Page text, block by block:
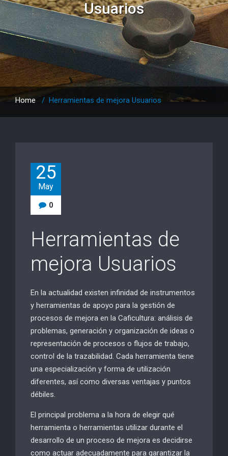
Usuarios
Home / Herramientas de mejora Usuarios
25
May
0
Herramientas de
mejora Usuarios
En la actualidad existen infinidad de instrumentos
y herramientas de apoyo para la gestión de
procesos de mejora en la Caficultura: análisis de
problemas, generación y organización de ideas o
representación de procesos o flujos de trabajo,
control de la trazabilidad. Cada herramienta tiene
una especialización y forma de utilización
diferentes, así como diversas ventajas y puntos
débiles.
El principal problema a la hora de elegir qué
herramienta o herramientas utilizar durante el
desarrollo de un proceso de mejora es decidirse
como actuar adecuadamente para garantizar la